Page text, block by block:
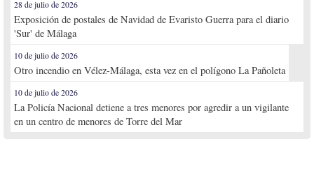
28 de julio de 2026
Exposición de postales de Navidad de Evaristo Guerra para el diario
'Sur' de Málaga
10 de julio de 2026
Otro incendio en Vélez-Málaga, esta vez en el polígono La Pañoleta
10 de julio de 2026
La Policía Nacional detiene a tres menores por agredir a un vigilante
en un centro de menores de Torre del Mar